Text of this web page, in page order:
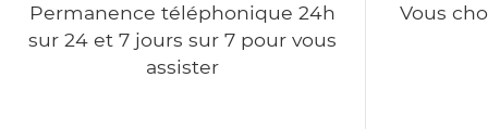
Permanence téléphonique 24h
sur 24 et 7 jours sur 7 pour vous
assister
Vous